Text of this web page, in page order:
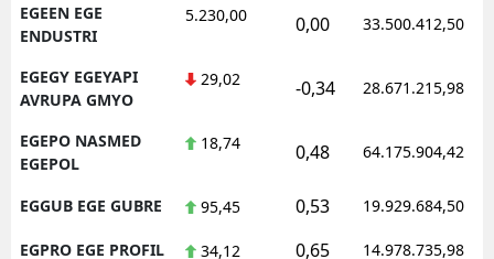
EGEEN EGE
ENDUSTRI
5.230,00 0,00 33.500.412,50
EGEGY EGEYAPI
AVRUPA GMYO
29,02 -0,34 28.671.215,98
EGEPO NASMED
EGEPOL
18,74 0,48 64.175.904,42
EGGUB EGE GUBRE 95,45 0,53 19.929.684,50
EGPRO EGE PROFIL 34,12 0,65 14.978.735,98